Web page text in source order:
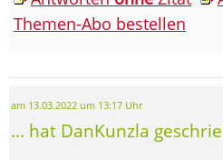
Themen-Abo bestellen
am 13.03.2022 um 13:17 Uhr
... hat DanKunzla